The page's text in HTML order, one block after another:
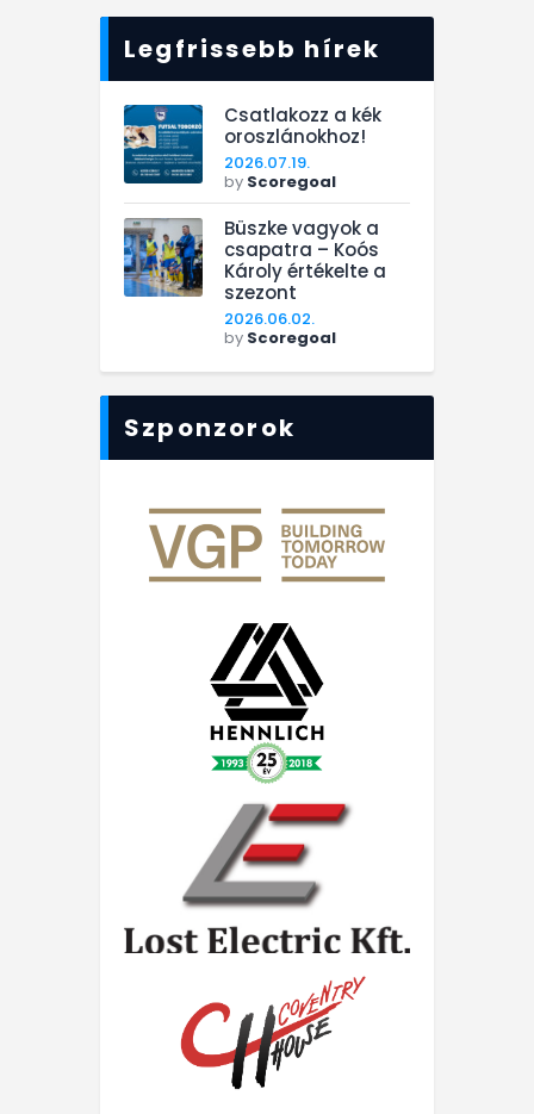
Legfrissebb hírek
Csatlakozz a kék
oroszlánokhoz!
2026.07.19.
by Scoregoal
Büszke vagyok a
csapatra – Koós
Károly értékelte a
szezont
2026.06.02.
by Scoregoal
Szponzorok